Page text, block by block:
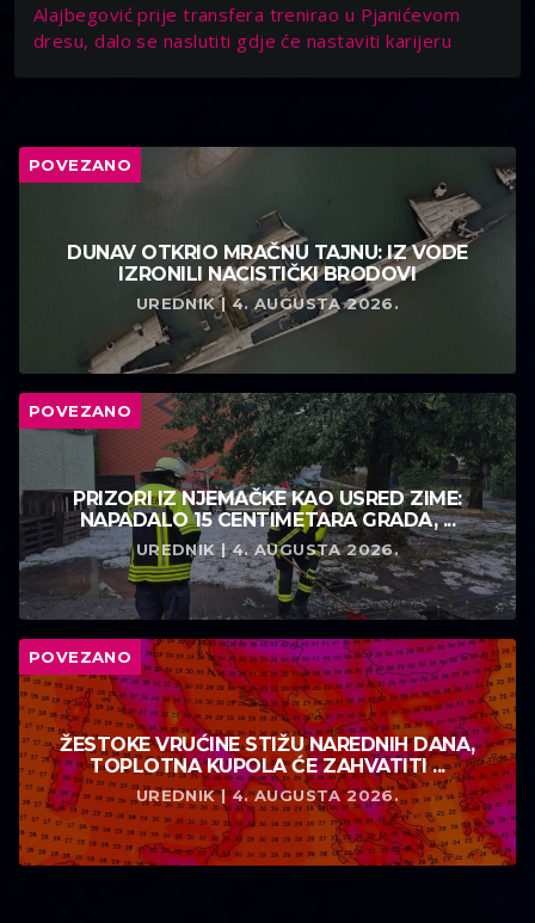
Alajbegović prije transfera trenirao u Pjanićevom
dresu, dalo se naslutiti gdje će nastaviti karijeru
POVEZANO
DUNAV OTKRIO MRAČNU TAJNU: IZ VODE
IZRONILI NACISTIČKI BRODOVI
UREDNIK | 4. AUGUSTA 2026.
POVEZANO
PRIZORI IZ NJEMAČKE KAO USRED ZIME:
NAPADALO 15 CENTIMETARA GRADA, ...
UREDNIK | 4. AUGUSTA 2026.
POVEZANO
ŽESTOKE VRUĆINE STIŽU NAREDNIH DANA,
TOPLOTNA KUPOLA ĆE ZAHVATITI ...
UREDNIK | 4. AUGUSTA 2026.